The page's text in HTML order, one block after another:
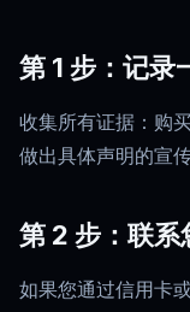
第 1 步：记录
收集所有证据：购
做出具体声明的宣传
第 2 步：联系
如果您通过信用卡